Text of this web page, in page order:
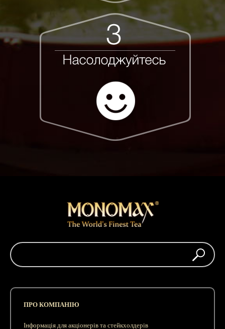
ПРО КОМПАНІЮ
Інформація для акціонерів та стейкхолдерів